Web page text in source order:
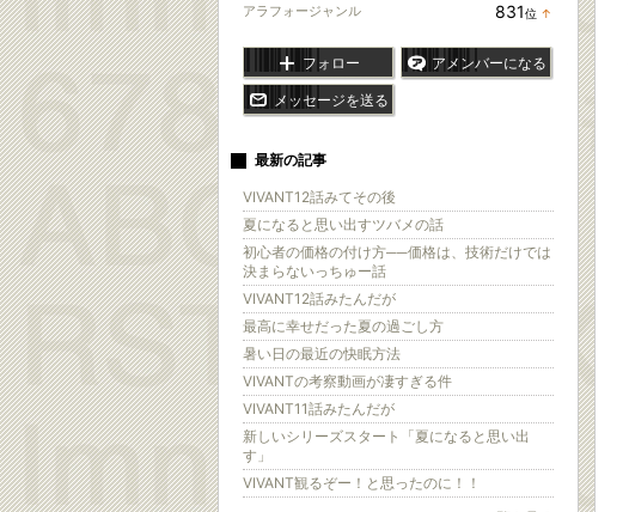
ン
アラフォージャンル 831位 ↑
フォロー アメンバーになる
メッセージを送る
最新の記事
VIVANT12話みてその後
夏になると思い出すツバメの話
初心者の価格の付け方──価格は、技術だけでは
決まらないっちゅー話
VIVANT12話みたんだが
最高に幸せだった夏の過ごし方
暑い日の最近の快眠方法
VIVANTの考察動画が凄すぎる件
VIVANT11話みたんだが
新しいシリーズスタート「夏になると思い出
す」
VIVANT観るぞー！と思ったのに！！